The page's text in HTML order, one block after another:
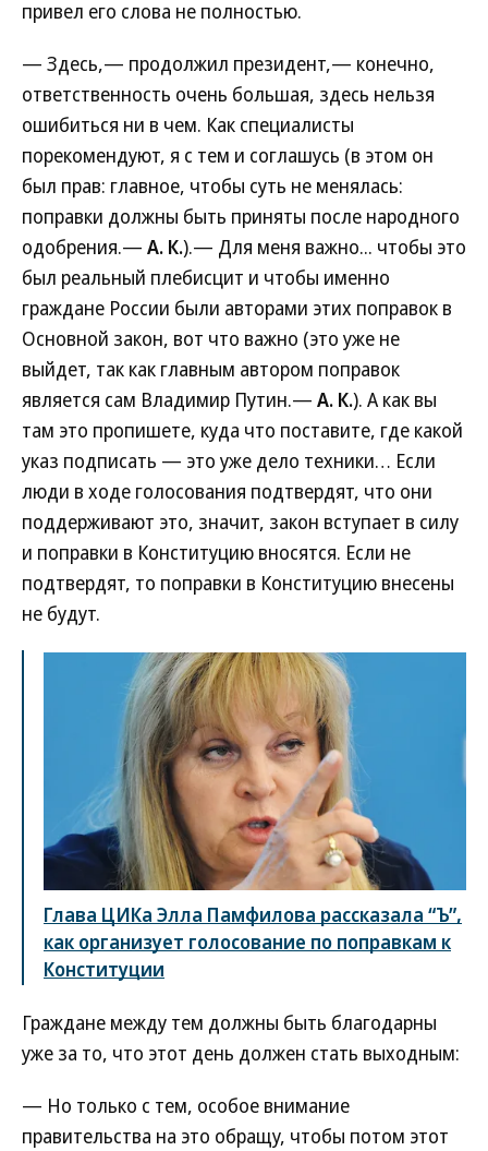
привел его слова не полностью.
— Здесь,— продолжил президент,— конечно,
ответственность очень большая, здесь нельзя
ошибиться ни в чем. Как специалисты
порекомендуют, я с тем и соглашусь (в этом он
был прав: главное, чтобы суть не менялась:
поправки должны быть приняты после народного
одобрения.— А. К.).— Для меня важно... чтобы это
был реальный плебисцит и чтобы именно
граждане России были авторами этих поправок в
Основной закон, вот что важно (это уже не
выйдет, так как главным автором поправок
является сам Владимир Путин.— А. К.). А как вы
там это пропишете, куда что поставите, где какой
указ подписать — это уже дело техники… Если
люди в ходе голосования подтвердят, что они
поддерживают это, значит, закон вступает в силу
и поправки в Конституцию вносятся. Если не
подтвердят, то поправки в Конституцию внесены
не будут.
Глава ЦИКа Элла Памфилова рассказала “Ъ”,
как организует голосование по поправкам к
Конституции
Граждане между тем должны быть благодарны
уже за то, что этот день должен стать выходным:
— Но только с тем, особое внимание
правительства на это обращу, чтобы потом этот